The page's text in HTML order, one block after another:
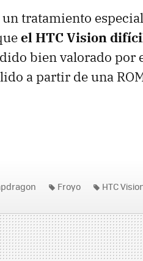
tratamiento
elHTC Vision
bien valorado por
a partir de una
Froyo HTC